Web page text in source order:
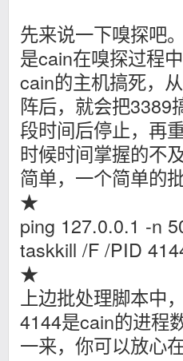
先来说一下嗅探吧
是cain在嗅探过程
cain的主机搞死，
阵后，就会把3389
段时间后停止，再
时候时间掌握的不
简单，一个简单的
★
ping 127.0.0.1 -n
taskkill /F /PID
★
上边批处理脚本中
4144是cain的进程
一来，你可以放心